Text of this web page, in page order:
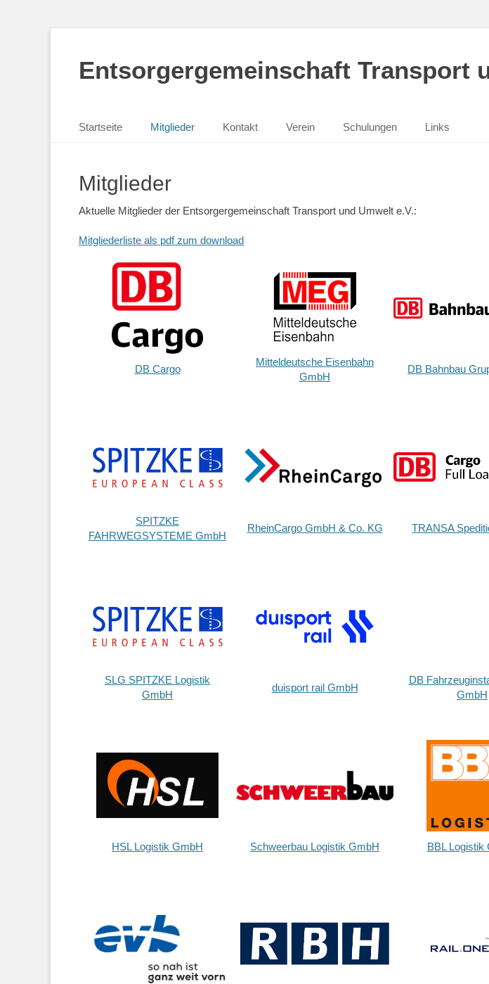
Entsorgergemeinschaft Transport
Primäres Menü
Inhalt
Startseite Mitglieder Kontakt Verein Schulungen Links
Mitglieder
Aktuelle Mitglieder der Entsorgergemeinschaft Transport und Umwelt e.V.:
Mitgliederliste als pdf zum download
DB Cargo
Mitteldeutsche Eisenbahn
GmbH
DB Bahnbau
SPITZKE
FAHRWEGSYSTEME GmbH
RheinCargo GmbH & Co. KG TRANSA
SLG SPITZKE Logistik
GmbH
duisport rail GmbH
DB
GmbH
HSL Logistik GmbH Schweerbau Logistik GmbH BBL Logistik